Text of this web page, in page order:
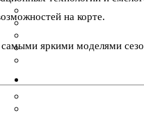
на корте.
яркими моделями